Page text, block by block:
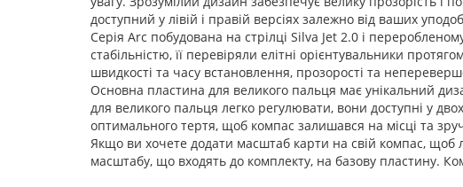
доступний у лівій і правій версіях залежно від ваших
Серія Arc побудована на стрілці Silva Jet 2.0 і
стабільністю, її перевіряли елітні орієнтувальники
швидкості та часу встановлення, прозорості та
Основна пластина для великого пальця має унікальний
для великого пальця легко регулювати, вони доступні у
оптимального тертя, щоб компас залишався на місці та
Якщо ви хочете додати масштаб карти на свій компас, щоб
масштабу, що входять до комплекту, на базову пластину.